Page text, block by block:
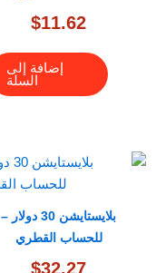
$11.62
إضافة إلى
السلة
بلايستايشن 30 دولار –
للحساب القطري
$32.27